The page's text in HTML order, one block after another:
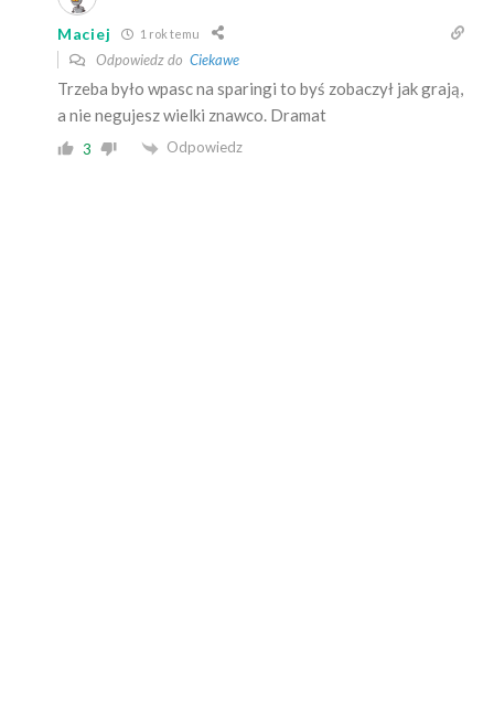
Maciej 1 rok temu
Odpowiedz doCiekawe
Trzeba było wpasc na sparingi to byś zobaczył jak grają,
a nie negujesz wielki znawco. Dramat
3 Odpowiedz